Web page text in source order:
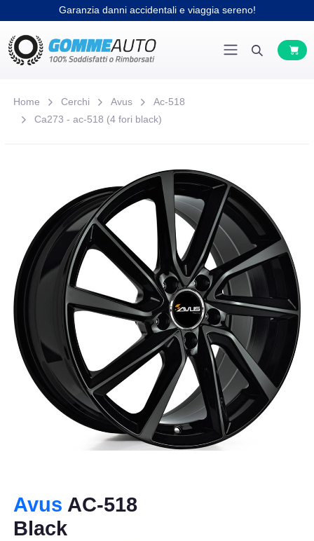
Garanzia danni accidentali e viaggia sereno!
Home Cerchi Avus
Ac-518
Ca273 - ac-518 (4 fori black)
Avus AC-518
Black